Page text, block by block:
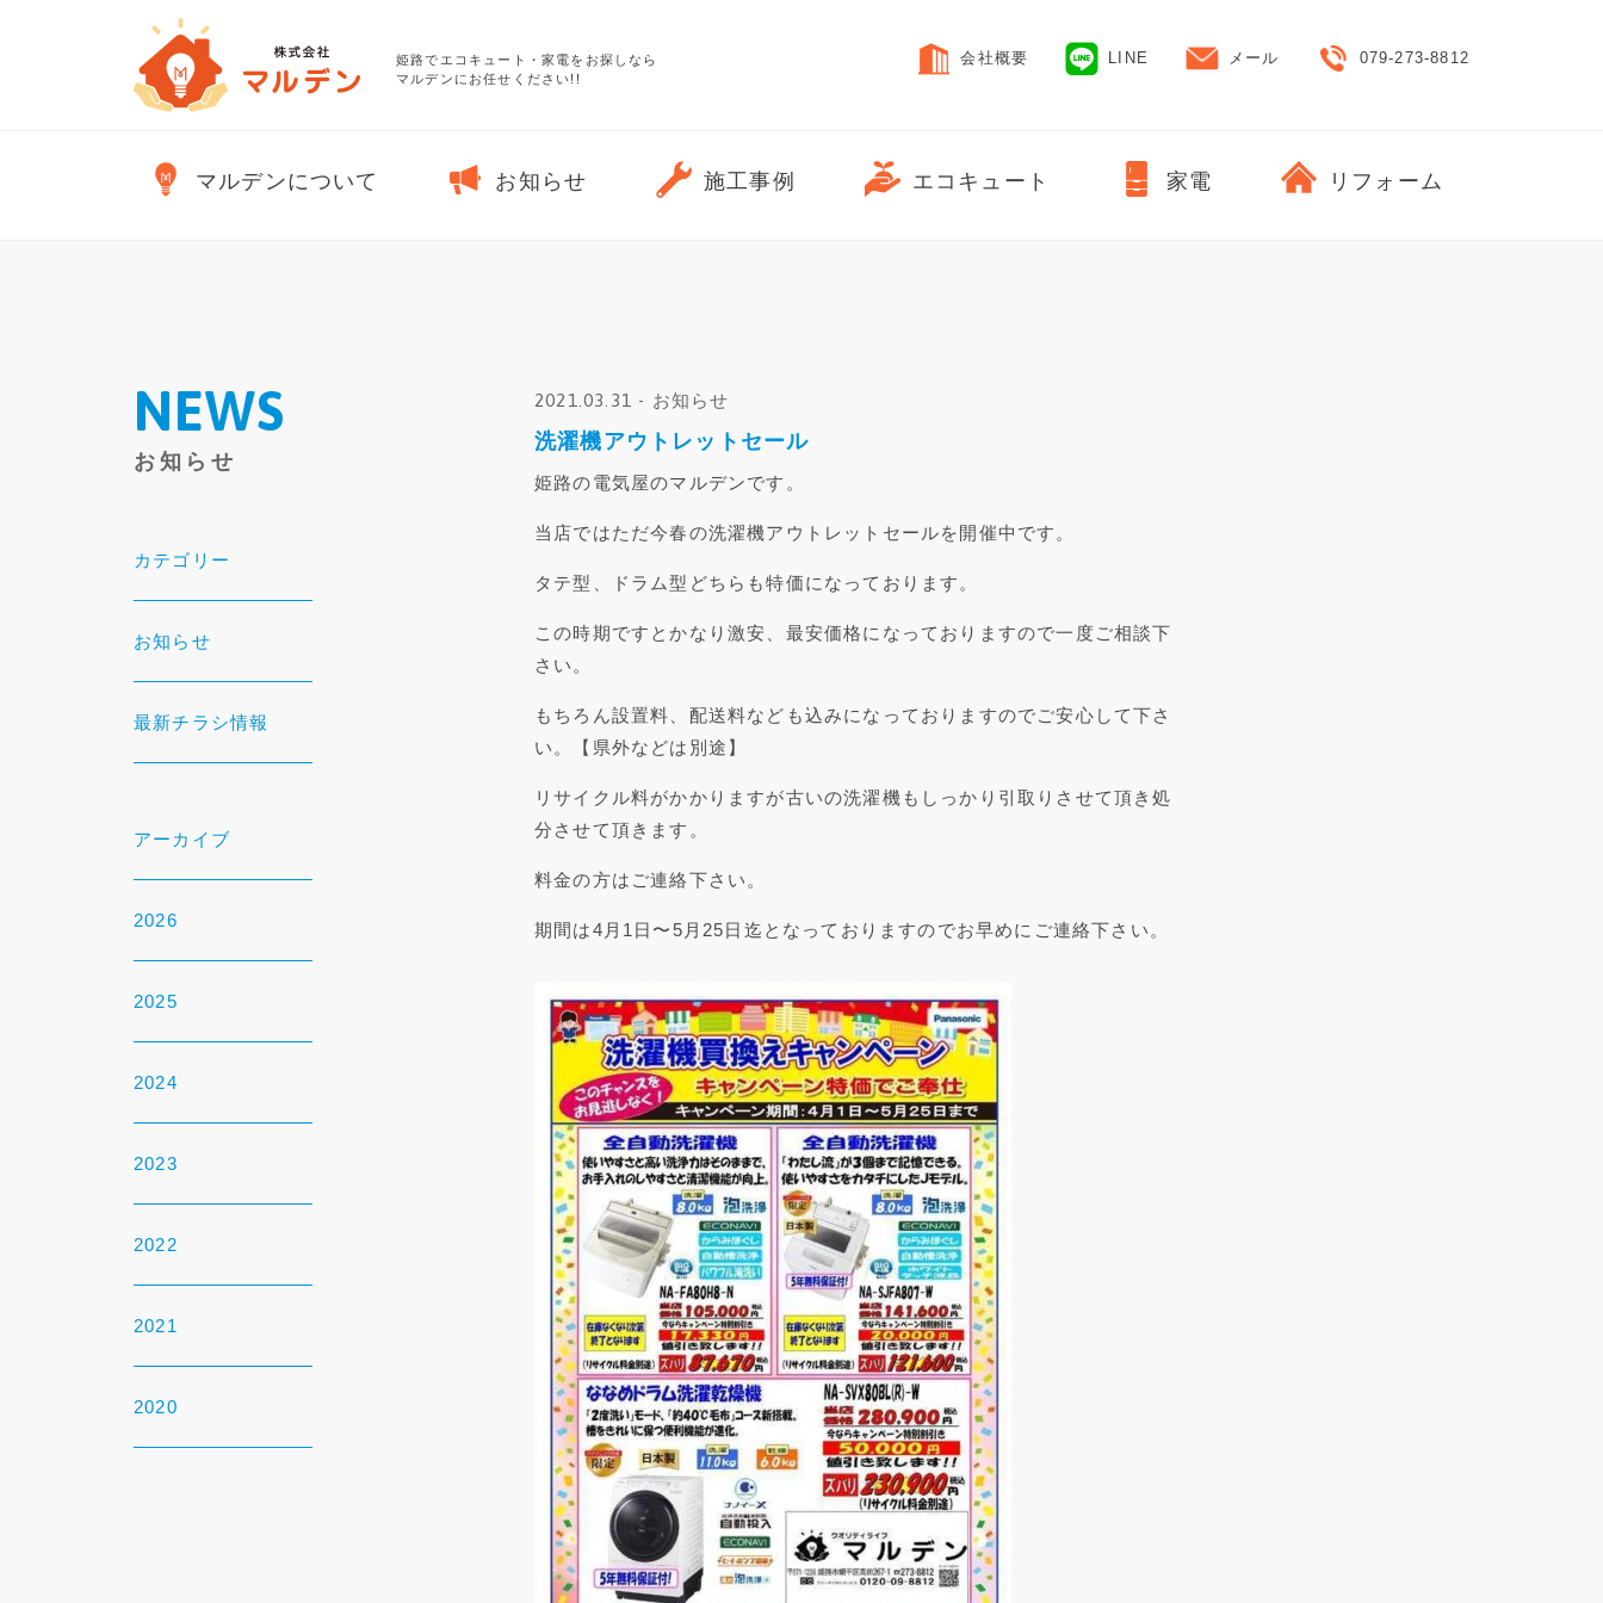
姫路でエコキュート・家電をお探しなら
マルデンにお任せください!!
会社概要 LINE メール 079-273-8812
マルデンについて お知らせ 施工事例 エコキュート 家電 リフォーム
NEWS
お知らせ
カテゴリー
お知らせ
最新チラシ情報
アーカイブ
2026
2025
2024
2023
2022
2021
2020
2021.03.31 - お知らせ
洗濯機アウトレットセール
姫路の電気屋のマルデンです。
当店ではただ今春の洗濯機アウトレットセールを開催中です。
タテ型、ドラム型どちらも特価になっております。
この時期ですとかなり激安、最安価格になっておりますので一度ご相談下
さい。
もちろん設置料、配送料なども込みになっておりますのでご安心して下さ
い。【県外などは別途】
リサイクル料がかかりますが古いの洗濯機もしっかり引取りさせて頂き処
分させて頂きます。
料金の方はご連絡下さい。
期間は4月1日〜5月25日迄となっておりますのでお早めにご連絡下さい。